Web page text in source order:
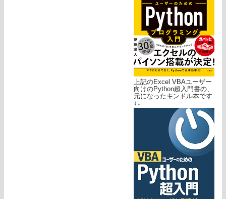
上記のExcel VBAユーザー
向けのPython超入門書の、
元になったキンドル本です
↓↓